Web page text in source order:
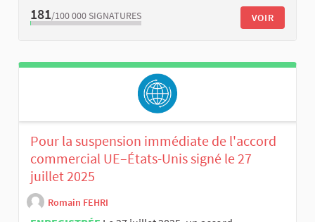
181/100 000 SIGNATURES VOIR
Pour la suspension immédiate de l'accord
commercial UE–États-Unis signé le 27
juillet 2025
Romain FEHRI